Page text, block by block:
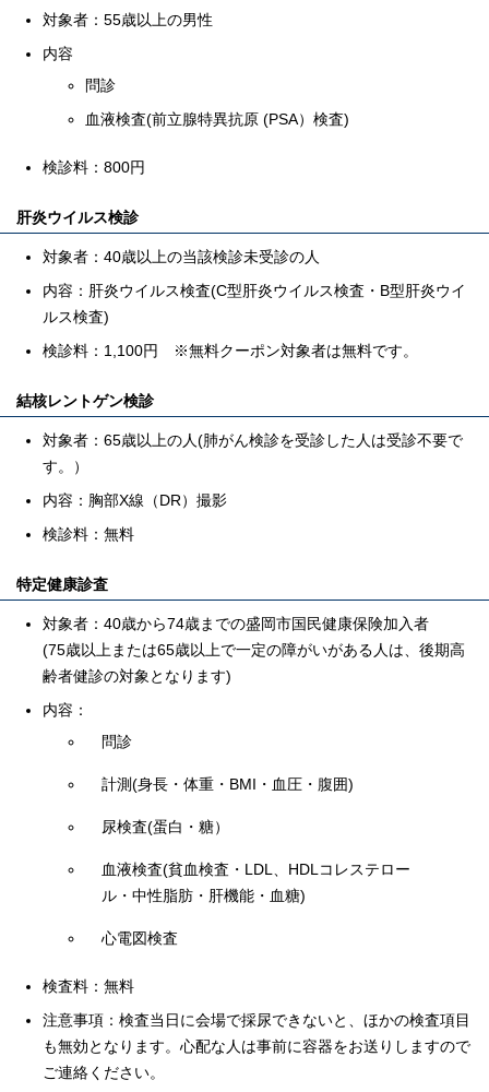
対象者：55歳以上の男性
内容
問診
血液検査(前立腺特異抗原 (PSA）検査)
検診料：800円
肝炎ウイルス検診
対象者：40歳以上の当該検診未受診の人
内容：肝炎ウイルス検査(C型肝炎ウイルス検査・B型肝炎ウイ
ルス検査)
検診料：1,100円 ※無料クーポン対象者は無料です。
結核レントゲン検診
対象者：65歳以上の人(肺がん検診を受診した人は受診不要で
す。）
内容：胸部X線（DR）撮影
検診料：無料
特定健康診査
対象者：40歳から74歳までの盛岡市国民健康保険加入者
(75歳以上または65歳以上で一定の障がいがある人は、後期高
齢者健診の対象となります)
内容：
問診
計測(身長・体重・BMI・血圧・腹囲)
尿検査(蛋白・糖）
血液検査(貧血検査・LDL、HDLコレステロー
ル・中性脂肪・肝機能・血糖)
心電図検査
検査料：無料
注意事項：検査当日に会場で採尿できないと、ほかの検査項目
も無効となります。心配な人は事前に容器をお送りしますので
ご連絡ください。